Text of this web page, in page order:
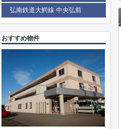
弘南鉄道大鰐線 中央弘前
おすすめ物件